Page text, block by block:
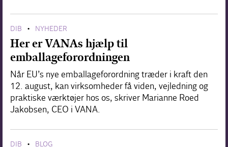
DIB • NYHEDER
Her er VANAs hjælp til
emballageforordningen
Når EU’s nye emballageforordning træder i kraft den
12. august, kan virksomheder få viden, vejledning og
praktiske værktøjer hos os, skriver Marianne Roed
Jakobsen, CEO i VANA.
DIB • BLOG